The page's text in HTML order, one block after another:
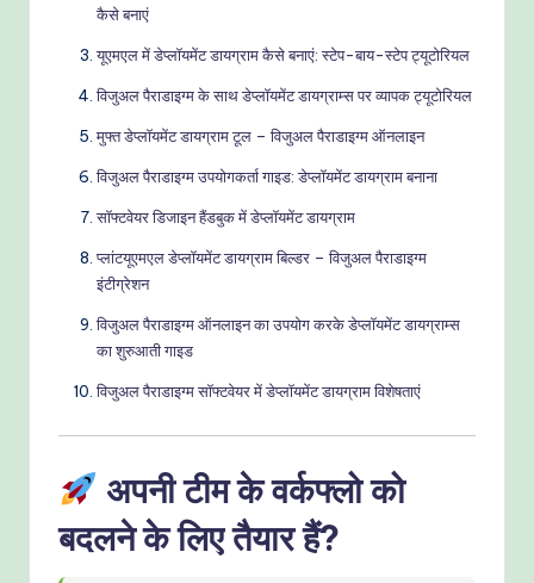
कैसे बनाएं
यूएमएल में डेप्लॉयमेंट डायग्राम कैसे बनाएं: स्टेप-बाय-स्टेप ट्यूटोरियल
विजुअल पैराडाइग्म के साथ डेप्लॉयमेंट डायग्राम्स पर व्यापक ट्यूटोरियल
मुफ्त डेप्लॉयमेंट डायग्राम टूल – विजुअल पैराडाइग्म ऑनलाइन
विजुअल पैराडाइग्म उपयोगकर्ता गाइड: डेप्लॉयमेंट डायग्राम बनाना
सॉफ्टवेयर डिजाइन हैंडबुक में डेप्लॉयमेंट डायग्राम
प्लांटयूएमएल डेप्लॉयमेंट डायग्राम बिल्डर – विजुअल पैराडाइग्म
इंटीग्रेशन
विजुअल पैराडाइग्म ऑनलाइन का उपयोग करके डेप्लॉयमेंट डायग्राम्स
का शुरुआती गाइड
विजुअल पैराडाइग्म सॉफ्टवेयर में डेप्लॉयमेंट डायग्राम विशेषताएं
अपनी टीम के वर्कफ्लो को
बदलने के लिए तैयार हैं?